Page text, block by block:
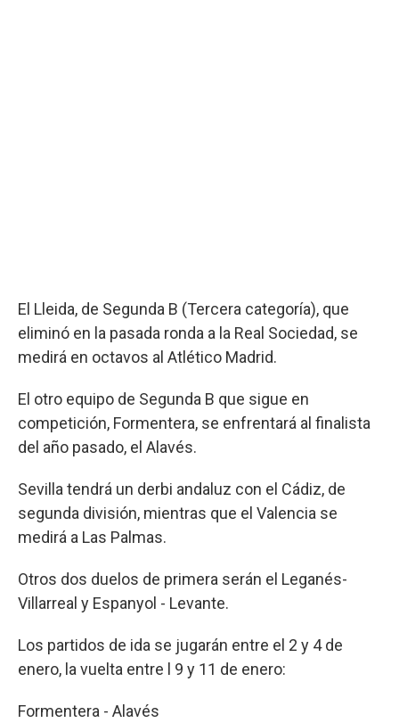
El Lleida, de Segunda B (Tercera categoría), que
eliminó en la pasada ronda a la Real Sociedad, se
medirá en octavos al Atlético Madrid.
El otro equipo de Segunda B que sigue en
competición, Formentera, se enfrentará al finalista
del año pasado, el Alavés.
Sevilla tendrá un derbi andaluz con el Cádiz, de
segunda división, mientras que el Valencia se
medirá a Las Palmas.
Otros dos duelos de primera serán el Leganés-
Villarreal y Espanyol - Levante.
Los partidos de ida se jugarán entre el 2 y 4 de
enero, la vuelta entre l 9 y 11 de enero:
Formentera - Alavés